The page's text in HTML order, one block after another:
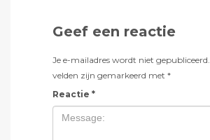
Geef een reactie
Je e-mailadres wordt niet gepubliceerd.
velden zijn gemarkeerd met *
Reactie *